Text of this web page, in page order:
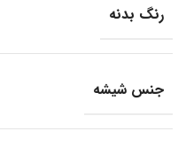
رنگ بدنه
جنس شیشه